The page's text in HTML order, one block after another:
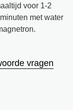
voor 1-2
met water
vragen